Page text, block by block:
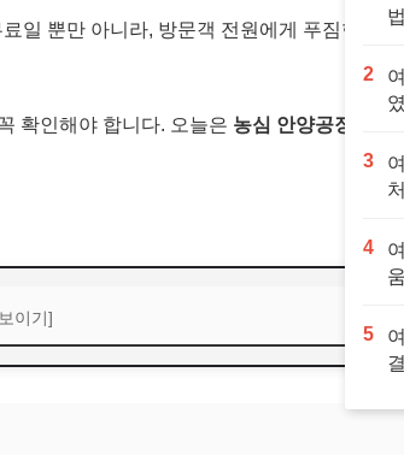
일 뿐만 아니라, 방문객 전원에게 푸짐한
라
확인해야 합니다. 오늘은 농심 안양공장 견학
이기]
2
3
4
5